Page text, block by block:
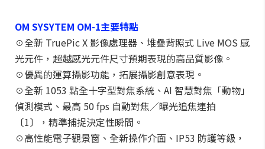
OM SYSYTEM OM-1主要特點
☉全新 TruePic X 影像處理器、堆疊背照式 Live MOS 感
光元件，超越感光元件尺寸預期表現的高品質影像。
☉優異的運算攝影功能，拓展攝影創意表現。
☉全新 1053 點全十字型對焦系統、AI 智慧對焦「動物」
偵測模式、最高 50 fps 自動對焦／曝光追焦連拍
〔1〕，精準捕捉決定性瞬間。
☉高性能電子觀景窗、全新操作介面、IP53 防護等級，